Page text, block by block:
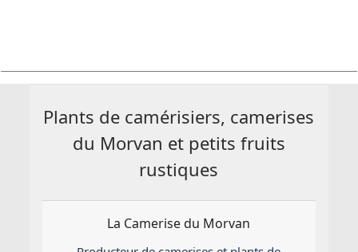
Plants de camérisiers, camerises
du Morvan et petits fruits
rustiques
La Camerise du Morvan